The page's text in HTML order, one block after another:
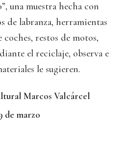
una muestra hecha con
de labranza, herramientas
restos de motos,
el reciclaje, observa e
le sugieren.
Marcos Valcárcel
de marzo